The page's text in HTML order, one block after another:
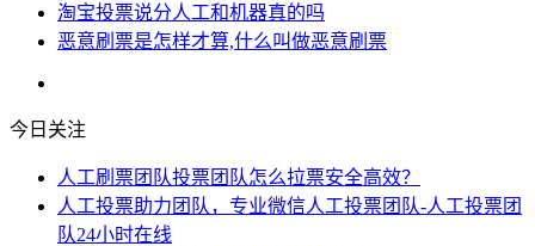
淘宝投票说分人工和机器真的吗
恶意刷票是怎样才算,什么叫做恶意刷票
今日关注
人工刷票团队投票团队怎么拉票安全高效？
人工投票助力团队，专业微信人工投票团队-人工投票团
队24小时在线